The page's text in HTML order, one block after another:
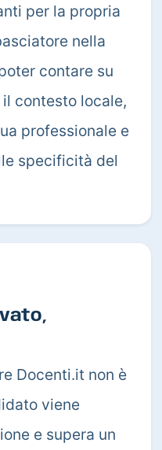
per la propria
nella
contare su
contesto locale,
professionale e
specificità del
Docenti.it non è
viene
e supera un